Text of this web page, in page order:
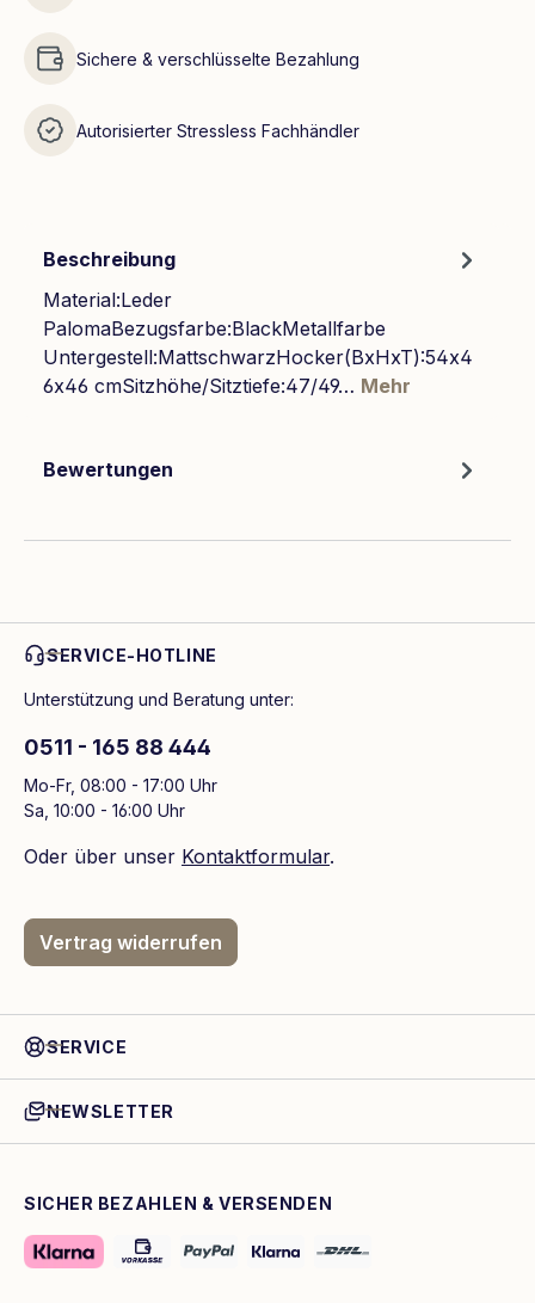
Sichere & verschlüsselte Bezahlung
Autorisierter Stressless Fachhändler
Beschreibung
Material:Leder
PalomaBezugsfarbe:BlackMetallfarbe
Untergestell:MattschwarzHocker(BxHxT):54x4
6x46 cmSitzhöhe/Sitztiefe:47/49… Mehr
Bewertungen
SERVICE-HOTLINE
Unterstützung und Beratung unter:
0511 - 165 88 444
Mo-Fr, 08:00 - 17:00 Uhr
Sa, 10:00 - 16:00 Uhr
Oder über unser Kontaktformular.
Vertrag widerrufen
SERVICE
NEWSLETTER
SICHER BEZAHLEN & VERSENDEN